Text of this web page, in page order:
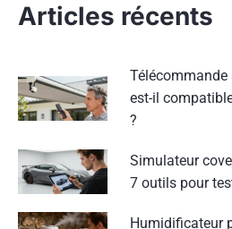
Articles récents
Télécommande
est-il
?
Simulateur
7 outils pour
Humidificateur